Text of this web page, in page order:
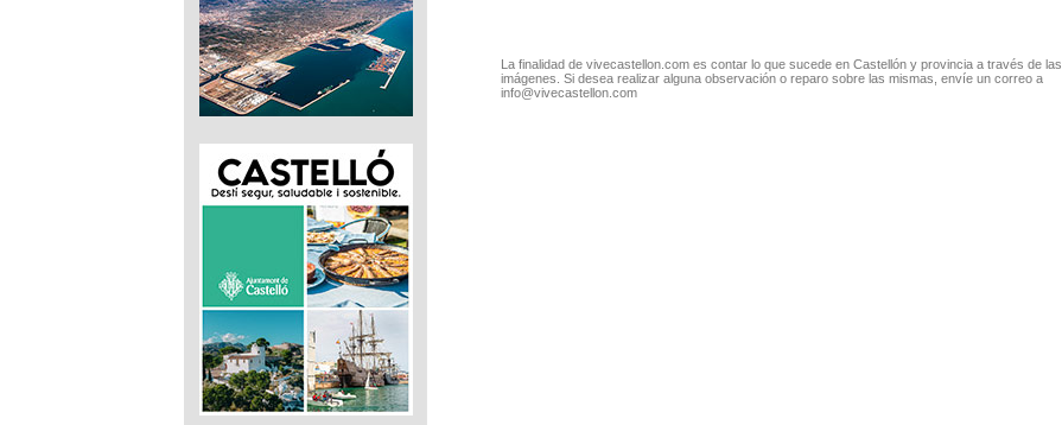
La finalidad de vivecastellon.com es contar lo que sucede en Castellón y provincia a través de las
imágenes. Si desea realizar alguna observación o reparo sobre las mismas, envíe un correo a
info@vivecastellon.com